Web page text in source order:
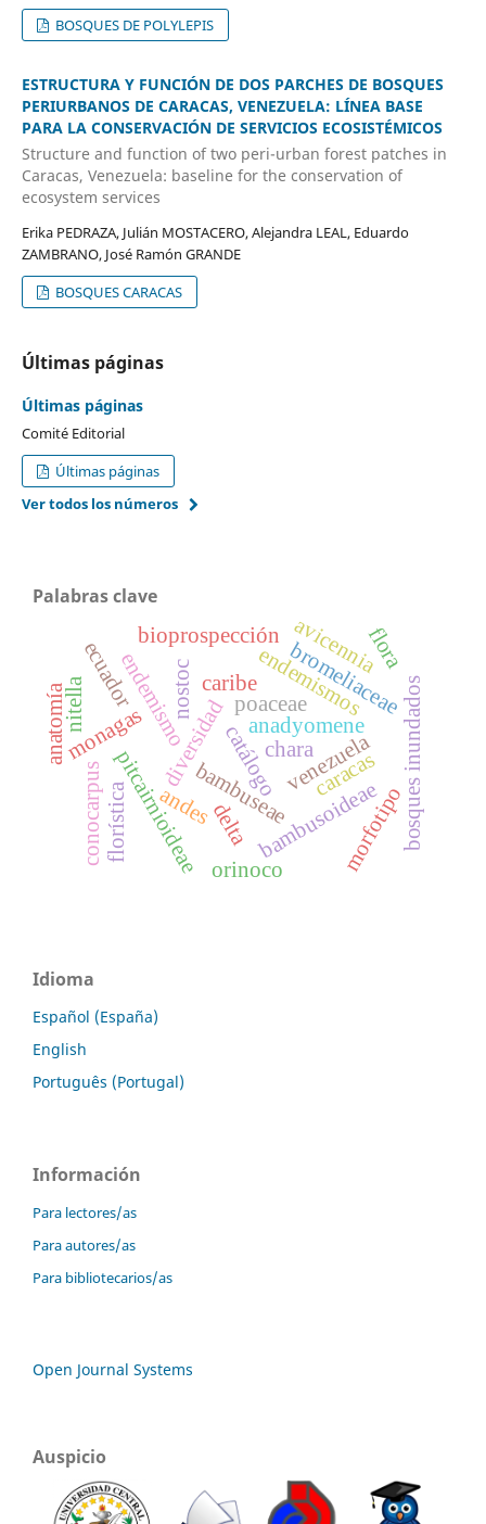
BOSQUES DE POLYLEPIS
ESTRUCTURA Y FUNCIÓN DE DOS PARCHES DE BOSQUES
PERIURBANOS DE CARACAS, VENEZUELA: LÍNEA BASE
PARA LA CONSERVACIÓN DE SERVICIOS ECOSISTÉMICOS
Structure and function of two peri-urban forest patches in
Caracas, Venezuela: baseline for the conservation of
ecosystem services
Erika PEDRAZA, Julián MOSTACERO, Alejandra LEAL, Eduardo
ZAMBRANO, José Ramón GRANDE
BOSQUES CARACAS
Últimas páginas
Últimas páginas
Comité Editorial
Últimas páginas
Ver todos los números
Palabras clave
bambuseaebambusoideae
diversidad
endemismos
poaceae
venezuela
andes
bromeliaceae
endemismo
pitcairnioideae bosques inundados
catálogo
delta
florística
monagas
orinoco
bioprospección
ecuador
morfotipo
nostoc
avicennia
conocarpus
chara
nitella
caracas
flora
anadyomene
caribe
anatomía
Idioma
Español (España)
English
Português (Portugal)
Información
Para lectores/as
Para autores/as
Para bibliotecarios/as
Open Journal Systems
Auspicio